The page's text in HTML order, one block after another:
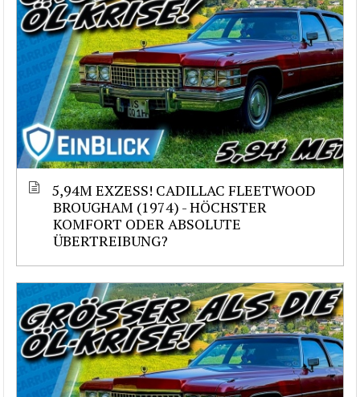
5,94M EXZESS! CADILLAC FLEETWOOD
BROUGHAM (1974) - HÖCHSTER
KOMFORT ODER ABSOLUTE
ÜBERTREIBUNG?